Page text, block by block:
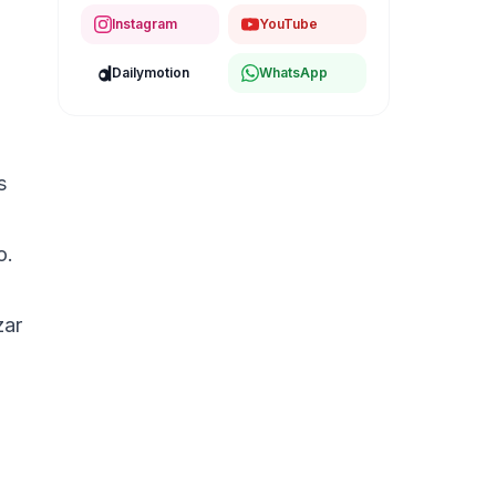
Instagram YouTube
Dailymotion WhatsApp